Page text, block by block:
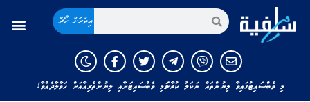
އިތުރަށް ހޯދާ
މި ވެބްސައިޓުގައިވާ ލިޔުންތައް ނަކަލު ކުރާނަމަ މި ވެބްސައިޓަށާއި ލިޔުންތެރިއާއަށް ހަވާލާދެއްވާ!